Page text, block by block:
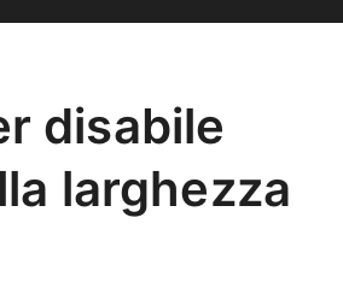
disabile
larghezza